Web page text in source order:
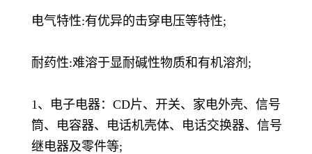
电气特性:有优异的击穿电压等特性;
耐药性:难溶于显耐碱性物质和有机溶剂;
1、电子电器：CD片、开关、家电外壳、信号
筒、电容器、电话机壳体、电话交换器、信号
继电器及零件等;